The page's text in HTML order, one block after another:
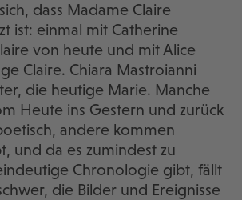
dass Madame Claire
ist: einmal mit Catherine
von heute und mit Alice
Claire. Chiara Mastroianni
die heutige Marie. Manche
Heute ins Gestern und zurück
andere kommen
und da es zumindest zu
Chronologie gibt, fällt
die Bilder und Ereignisse